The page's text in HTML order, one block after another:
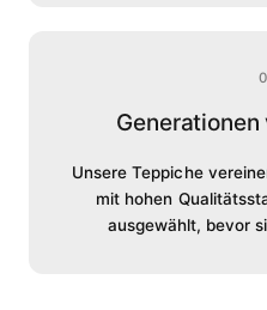
Unsere Teppiche
mit hohen
ausgewählt, bevor